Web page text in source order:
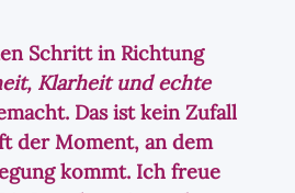
Schritt in Richtung
Klarheit und echte
Das ist kein Zufall
der Moment, an dem
kommt. Ich freue